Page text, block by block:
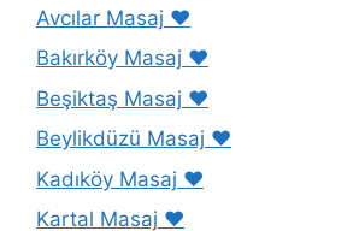
Avcılar Masaj ❤️
Bakırköy Masaj ❤️
Beşiktaş Masaj ❤️
Beylikdüzü Masaj ❤️
Kadıköy Masaj ❤️
Kartal Masaj ❤️